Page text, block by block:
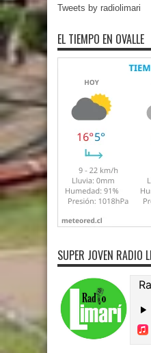
Tweets by radiolimari
EL TIEMPO EN OVALLE
SUPER JOVEN RADIO